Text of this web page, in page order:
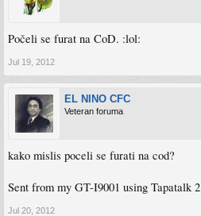
Počeli se furat na CoD. :lol:
Jul 19, 2012
EL NINO CFC
Veteran foruma
kako mislis poceli se furati na cod?
Sent from my GT-I9001 using Tapatalk 2
Jul 20, 2012